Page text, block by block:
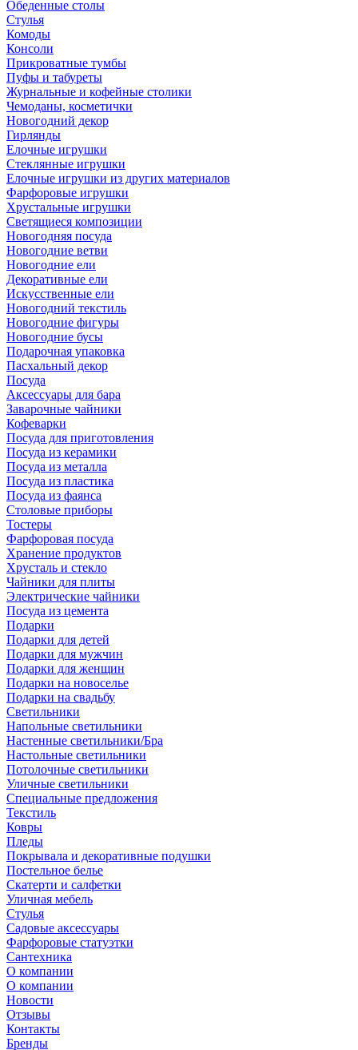
Обеденные столы
Стулья
Комоды
Консоли
Прикроватные тумбы
Пуфы и табуреты
Журнальные и кофейные столики
Чемоданы, косметички
Новогодний декор
Гирлянды
Елочные игрушки
Стеклянные игрушки
Елочные игрушки из других материалов
Фарфоровые игрушки
Хрустальные игрушки
Светящиеся композиции
Новогодняя посуда
Новогодние ветви
Новогодние ели
Декоративные ели
Искусственные ели
Новогодний текстиль
Новогодние фигуры
Новогодние бусы
Подарочная упаковка
Пасхальный декор
Посуда
Аксессуары для бара
Заварочные чайники
Кофеварки
Посуда для приготовления
Посуда из керамики
Посуда из металла
Посуда из пластика
Посуда из фаянса
Столовые приборы
Тостеры
Фарфоровая посуда
Хранение продуктов
Хрусталь и стекло
Чайники для плиты
Электрические чайники
Посуда из цемента
Подарки
Подарки для детей
Подарки для мужчин
Подарки для женщин
Подарки на новоселье
Подарки на свадьбу
Светильники
Напольные светильники
Настенные светильники/Бра
Настольные светильники
Потолочные светильники
Уличные светильники
Специальные предложения
Текстиль
Ковры
Пледы
Покрывала и декоративные подушки
Постельное белье
Скатерти и салфетки
Уличная мебель
Стулья
Садовые аксессуары
Фарфоровые статуэтки
Сантехника
О компании
О компании
Новости
Отзывы
Контакты
Бренды